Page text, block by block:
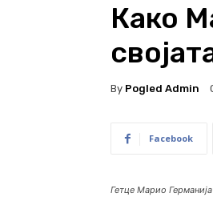
Како
By Pogled Admin
Facebook
Гетце Марио